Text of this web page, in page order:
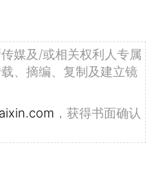
媒及/或相关权利人专属
、摘编、复制及建立镜
，获得书面确认